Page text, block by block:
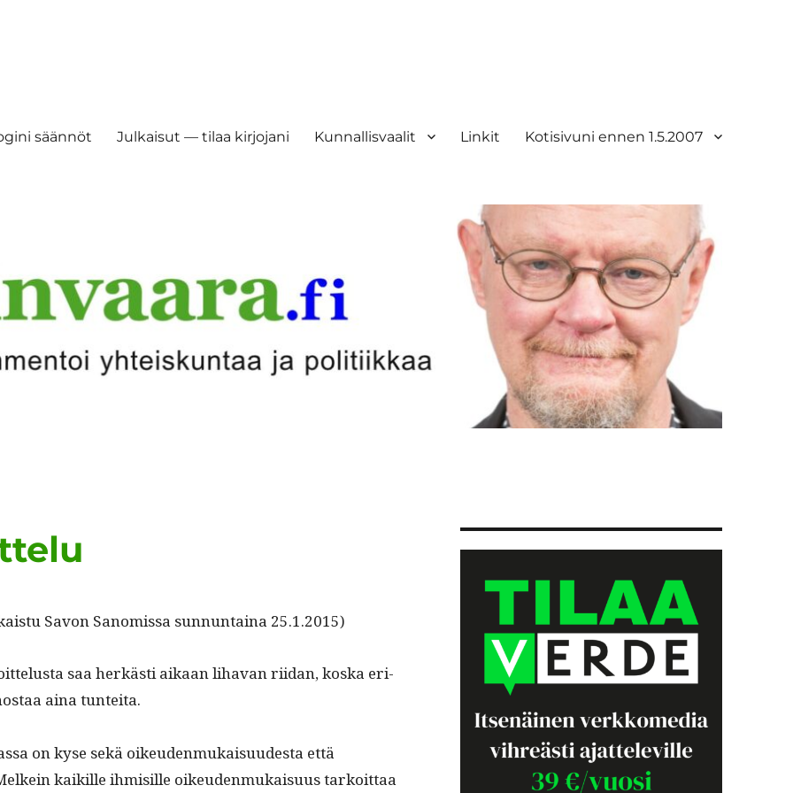
säännöt Julkaisut — tilaa kirjojani Kunnallisvaalit Linkit Kotisivuni ennen 1.5.2007
Savon Sanomis­sa sun­nun­taina 25.1.2015)
saa herkästi aikaan liha­van riidan, kos­ka eri­
aina tunteita.
on kyse sekä oikeu­den­mukaisu­ud­es­ta että
kaikille ihmisille oikeu­den­mukaisu­us tarkoit­taa